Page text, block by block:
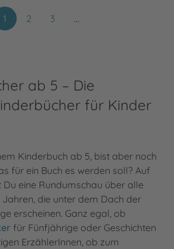
1 2 3 …
ab 5 – Die
für Kinder
Kinderbuch ab 5, bist aber noch
für ein Buch es werden soll? Auf
Du eine Rundumschau über alle
die unter dem Dach der
erscheinen. Ganz egal, ob
für Fünfjährige oder Geschichten
ErzählerInnen, ob zum